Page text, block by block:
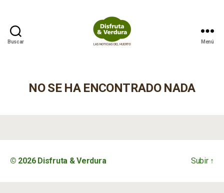
Buscar Menú
NO SE HA ENCONTRADO NADA
© 2026 Disfruta & Verdura Subir ↑